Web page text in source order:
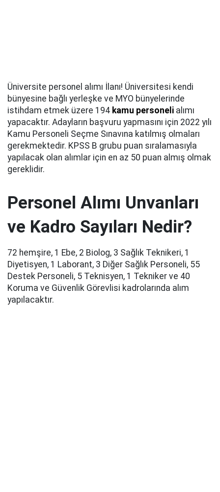
Üniversite personel alımı İlanı! Üniversitesi kendi
bünyesine bağlı yerleşke ve MYO bünyelerinde
istihdam etmek üzere 194 kamu personeli alımı
yapacaktır. Adayların başvuru yapmasını için 2022 yılı
Kamu Personeli Seçme Sınavına katılmış olmaları
gerekmektedir. KPSS B grubu puan sıralamasıyla
yapılacak olan alımlar için en az 50 puan almış olmak
gereklidir.
Personel Alımı Unvanları
ve Kadro Sayıları Nedir?
72 hemşire, 1 Ebe, 2 Biolog, 3 Sağlık Teknikeri, 1
Diyetisyen, 1 Laborant, 3 Diğer Sağlık Personeli, 55
Destek Personeli, 5 Teknisyen, 1 Tekniker ve 40
Koruma ve Güvenlik Görevlisi kadrolarında alım
yapılacaktır.